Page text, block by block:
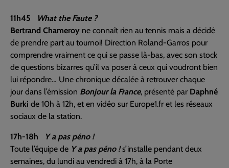
11h45
What the Faute ?
Bertrand Chameroy ne connaît rien au tennis mais a décidé
de prendre part au tournoi! Direction Roland-Garros pour
comprendre vraiment ce qui se passe là-bas, avec son stock
de questions bizarres qu’il va poser à ceux qui voudront bien
lui répondre… Une chronique décalée à retrouver chaque
jour dans l’émission Bonjour la France, présenté par Daphné
Burki de 10h à 12h, et en vidéo sur Europe1.fr et les réseaux
sociaux de la station.
17h-18h
Y a pas péno !
Toute l’équipe de Y a pas péno !s’installe pendant deux
semaines, du lundi au vendredi à 17h, à la Porte